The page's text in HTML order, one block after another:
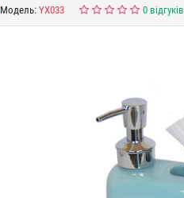
Модель: YX033 0 відгуків